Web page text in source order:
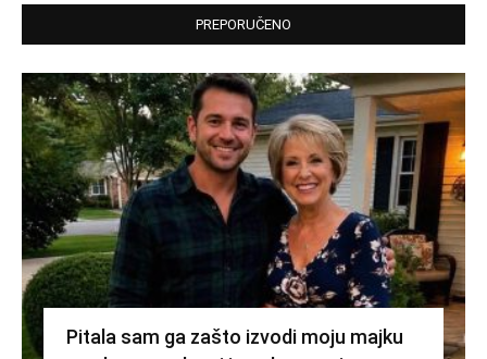
PREPORUČENO
Pitala sam ga zašto izvodi moju majku